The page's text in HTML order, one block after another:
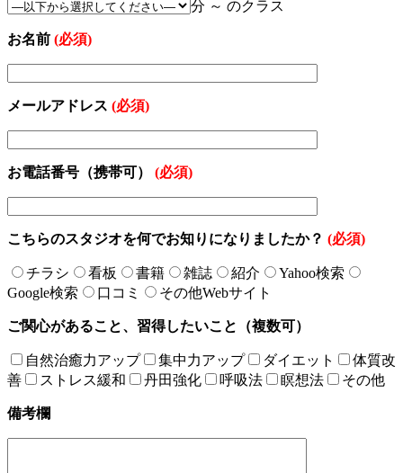
分 ～ のクラス
お名前 (必須)
メールアドレス (必須)
お電話番号（携帯可） (必須)
こちらのスタジオを何でお知りになりましたか？ (必須)
チラシ 看板 書籍 雑誌 紹介
Yahoo検索
Google検索
口コミ その他Webサイト
ご関心があること、習得したいこと（複数可）
自然治癒力アップ 集中力アップ ダイエット
体質改
善
ストレス緩和 丹田強化 呼吸法 瞑想法 その他
備考欄